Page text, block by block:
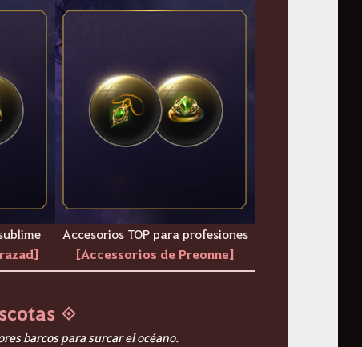
Accesorios TOP para profesiones
[Accessorios de Preonne]
◈
barcos para surcar el océano.